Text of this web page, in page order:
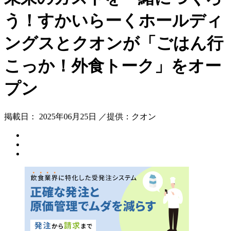
う！すかいらーくホールディ
ングスとクオンが「ごはん行
こっか！外食トーク」をオー
プン
掲載日： 2025年06月25日 ／提供：クオン